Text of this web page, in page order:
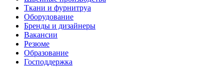
Ткани и фурнитруа
Оборудование
Бренды и дизайнеры
Вакансии
Резюме
Образование
Господдержка